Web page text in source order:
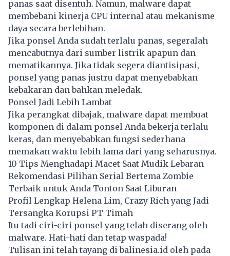
panas saat disentuh. Namun, malware dapat
membebani kinerja CPU internal atau mekanisme
daya secara berlebihan.
Jika ponsel Anda sudah terlalu panas, segeralah
mencabutnya dari sumber listrik apapun dan
mematikannya. Jika tidak segera diantisipasi,
ponsel yang panas justru dapat menyebabkan
kebakaran dan bahkan meledak.
Ponsel Jadi Lebih Lambat
Jika perangkat dibajak, malware dapat membuat
komponen di dalam ponsel Anda bekerja terlalu
keras, dan menyebabkan fungsi sederhana
memakan waktu lebih lama dari yang seharusnya.
10 Tips Menghadapi Macet Saat Mudik Lebaran
Rekomendasi Pilihan Serial Bertema Zombie
Terbaik untuk Anda Tonton Saat Liburan
Profil Lengkap Helena Lim, Crazy Rich yang Jadi
Tersangka Korupsi PT Timah
Itu tadi ciri-ciri ponsel yang telah diserang oleh
malware. Hati-hati dan tetap waspada!
Tulisan ini telah tayang dibalinesia.id oleh pada